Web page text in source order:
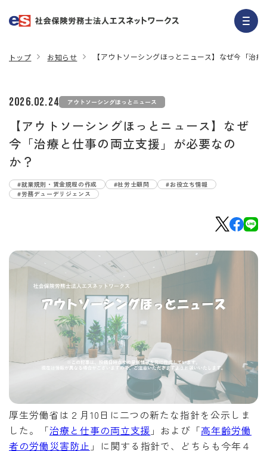
トップ お知らせ 【アウトソーシングほっとニュース】なぜ今「治
2026.02.24 アウトソーシングほっとニュース
【アウトソーシングほっとニュース】なぜ
今「治療と仕事の両立支援」が必要なの
か？
#就業規則・賃金規程の作成 #社労士顧問
#お役立ち情報
#労務デューデリジェンス
厚生労働省は２月10日に二つの新たな指針を公示しま
した。「治療と仕事の両立支援 」および「高年齢労働
者の労働災害防止 」に関する指針で、どちらも今年４